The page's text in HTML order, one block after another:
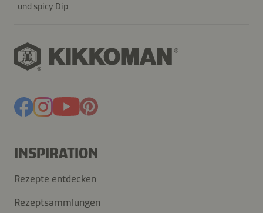
und spicy Dip
INSPIRATION
Rezepte entdecken
Rezeptsammlungen